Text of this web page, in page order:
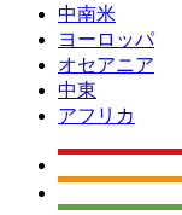
中南米
ヨーロッパ
オセアニア
中東
アフリカ